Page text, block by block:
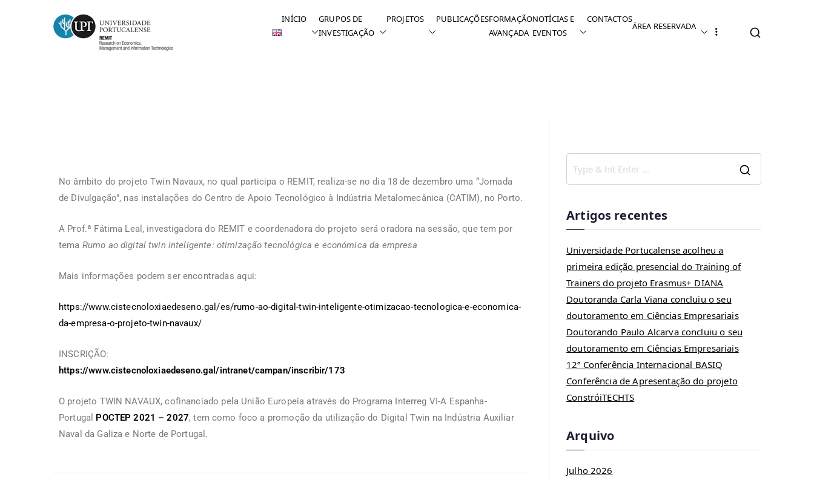
INÍCIO
GRUPOS DE
INVESTIGAÇÃO
PROJETOS PUBLICAÇÕESFORMAÇÃO
AVANÇADA
NOTÍCIAS E
EVENTOS
CONTACTOS
ÁREA RESERVADA
No âmbito do projeto Twin Navaux, no qual participa o REMIT, realiza-se no dia 18 de dezembro uma “Jornada
de Divulgação”, nas instalações do Centro de Apoio Tecnológico à Indústria Metalomecânica (CATIM), no Porto.
A Prof.ª Fátima Leal, investigadora do REMIT e coordenadora do projeto será oradora na sessão, que tem por
tema Rumo ao digital twin inteligente: otimização tecnológica e económica da empresa
Mais informações podem ser encontradas aqui:
https://www.cistecnoloxiaedeseno.gal/es/rumo-ao-digital-twin-inteligente-otimizacao-tecnologica-e-economica-
da-empresa-o-projeto-twin-navaux/
INSCRIÇÃO:
https://www.cistecnoloxiaedeseno.gal/intranet/campan/inscribir/173
O projeto TWIN NAVAUX, cofinanciado pela União Europeia através do Programa Interreg VI-A Espanha-
Portugal POCTEP 2021 – 2027, tem como foco a promoção da utilização do Digital Twin na Indústria Auxiliar
Naval da Galiza e Norte de Portugal.
Artigos recentes
Universidade Portucalense acolheu a
primeira edição presencial do Training of
Trainers do projeto Erasmus+ DIANA
Doutoranda Carla Viana concluiu o seu
doutoramento em Ciências Empresariais
Doutorando Paulo Alcarva concluiu o seu
doutoramento em Ciências Empresariais
12ª Conferência Internacional BASIQ
Conferência de Apresentação do projeto
ConstróiTECHTS
Arquivo
Julho 2026